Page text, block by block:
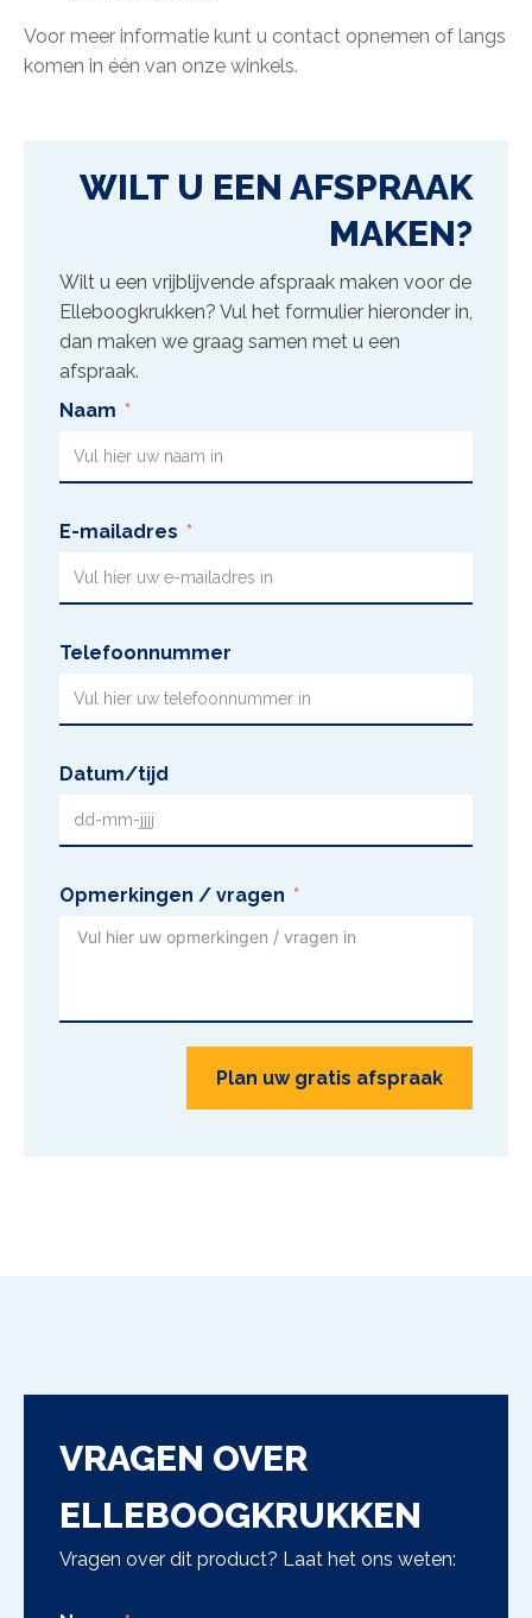
Voor meer informatie kunt u contact opnemen of langs
komen in één van onze winkels.
WILT U EEN AFSPRAAK
MAKEN?
Wilt u een vrijblijvende afspraak maken voor de
Elleboogkrukken? Vul het formulier hieronder in,
dan maken we graag samen met u een
afspraak.
Naam
E-mailadres
Telefoonnummer
Datum/tijd
Opmerkingen / vragen
Plan uw gratis afspraak
VRAGEN OVER
ELLEBOOGKRUKKEN
Vragen over dit product? Laat het ons weten: